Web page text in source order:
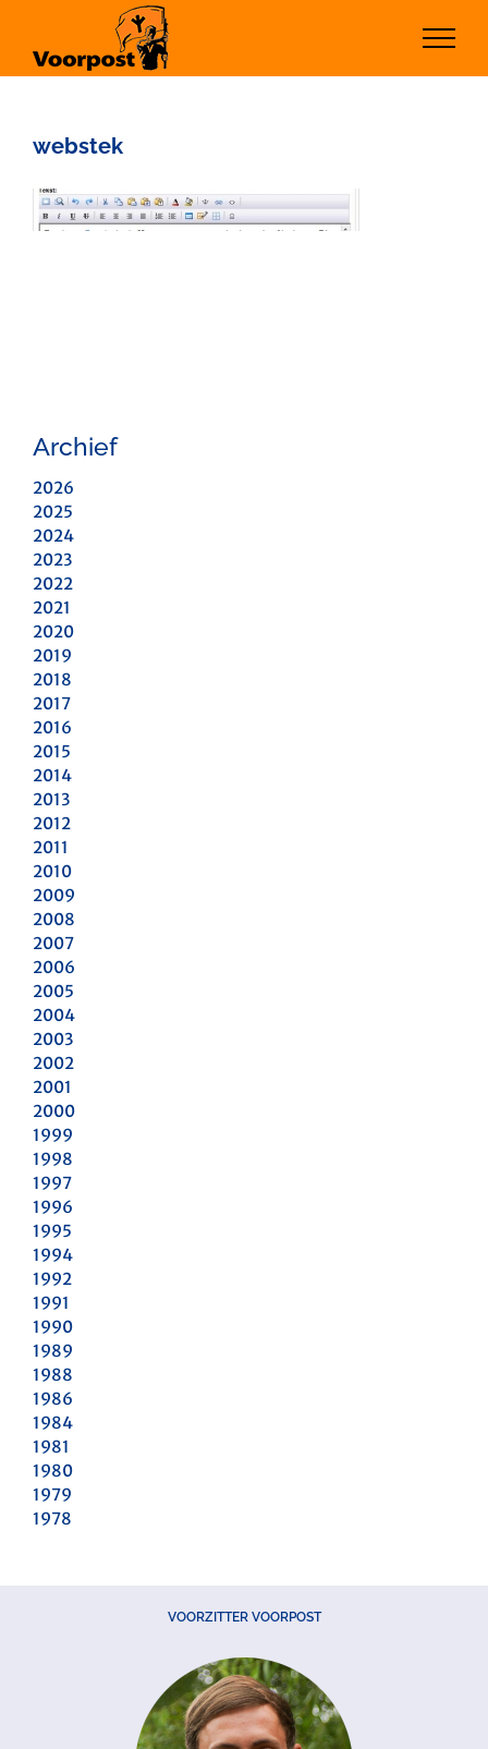
inhoud
webstek
Archief
2026
2025
2024
2023
2022
2021
2020
2019
2018
2017
2016
2015
2014
2013
2012
2011
2010
2009
2008
2007
2006
2005
2004
2003
2002
2001
2000
1999
1998
1997
1996
1995
1994
1992
1991
1990
1989
1988
1986
1984
1981
1980
1979
1978
VOORZITTER VOORPOST